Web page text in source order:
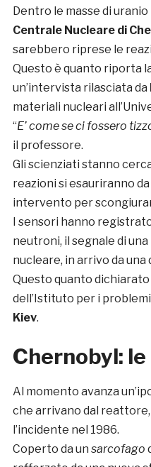
Dentro le masse di uranio
Centrale Nucleare di
sarebbero riprese le
Questo è quanto riporta
un’intervista rilasciata da
materiali nucleari
“E’ come se ci fossero
il professore.
Gli scienziati stanno
reazioni si esauriranno
intervento per
I sensori hanno
neutroni, il segnale di
nucleare, in arrivo da
Questo quanto dichiarato
dell’Istituto per i
Kiev.
Chernobyl:
Al momento avanza
che arrivano dal
l’incidente nel 1986.
Coperto da un sarcofago